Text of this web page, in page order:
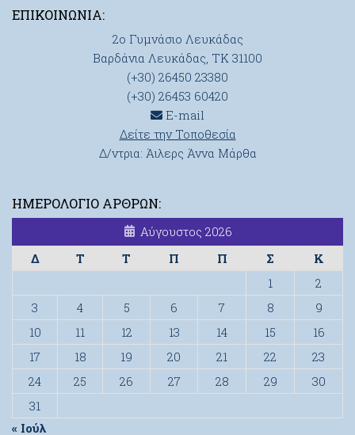
ΕΠΙΚΟΙΝΩΝΊΑ:
2ο Γυμνάσιο Λευκάδας
Βαρδάνια Λευκάδας, ΤΚ 31100
(+30) 26450 23380
(+30) 26453 60420
E-mail
Δείτε την Τοποθεσία
Δ/ντρια: Άιλερς Άννα Μάρθα
ΗΜΕΡΟΛΌΓΙΟ ΆΡΘΡΩΝ:
Αύγουστος 2026
Δ
Τ Τ Π Π Σ
Κ
1
2
3
4 5 6 7 8
9
10
11 12 13 14 15
16
17
18 19 20 21 22
23
24
25 26 27 28 29
30
31
« Ιούλ